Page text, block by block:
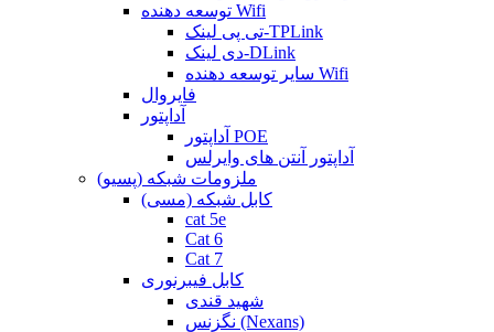
توسعه دهنده Wifi
تی پی لینک-TPLink
دی لینک-DLink
سایر توسعه دهنده Wifi
فایروال
آداپتور
آداپتور POE
آداپتور آنتن های وایرلس
ملزومات شبکه (پسیو)
کابل شبکه (مسی)
cat 5e
Cat 6
Cat 7
کابل فیبرنوری
شهید قندی
نگزنس (Nexans)